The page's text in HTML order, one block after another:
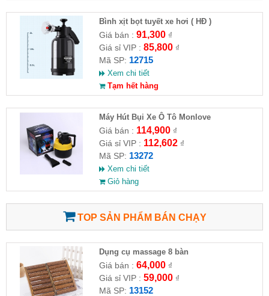
Bình xịt bọt tuyết xe hơi ( HĐ )
Giá bán : 91,300₫
Giá sỉ VIP : 85,800₫
Mã SP: 12715
Xem chi tiết
Tạm hết hàng
Máy Hút Bụi Xe Ô Tô Monlove
Giá bán : 114,900₫
Giá sỉ VIP : 112,602₫
Mã SP: 13272
Xem chi tiết
Giỏ hàng
TOP SẢN PHẨM BÁN CHẠY
Dụng cụ massage 8 bàn
Giá bán : 64,000₫
Giá sỉ VIP : 59,000₫
Mã SP: 13152